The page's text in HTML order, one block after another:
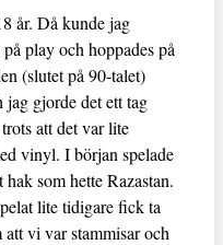
år. Då kunde jag
play och hoppades på
(slutet på 90-talet)
gjorde det ett tag
att det var lite
vinyl. I början spelade
som hette Razastan.
lite tidigare fick ta
vi var stammisar och